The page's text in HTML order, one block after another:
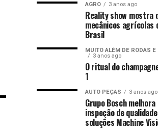
AGRO 3 anos ago
Reality show mostra
mecânicos agrícolas
Brasil
MUITO ALÉM DE RODAS E
3 anos ago
O ritual do
1
AUTO PEÇAS 3 anos ago
Grupo Bosch
inspeção de
soluções Machine